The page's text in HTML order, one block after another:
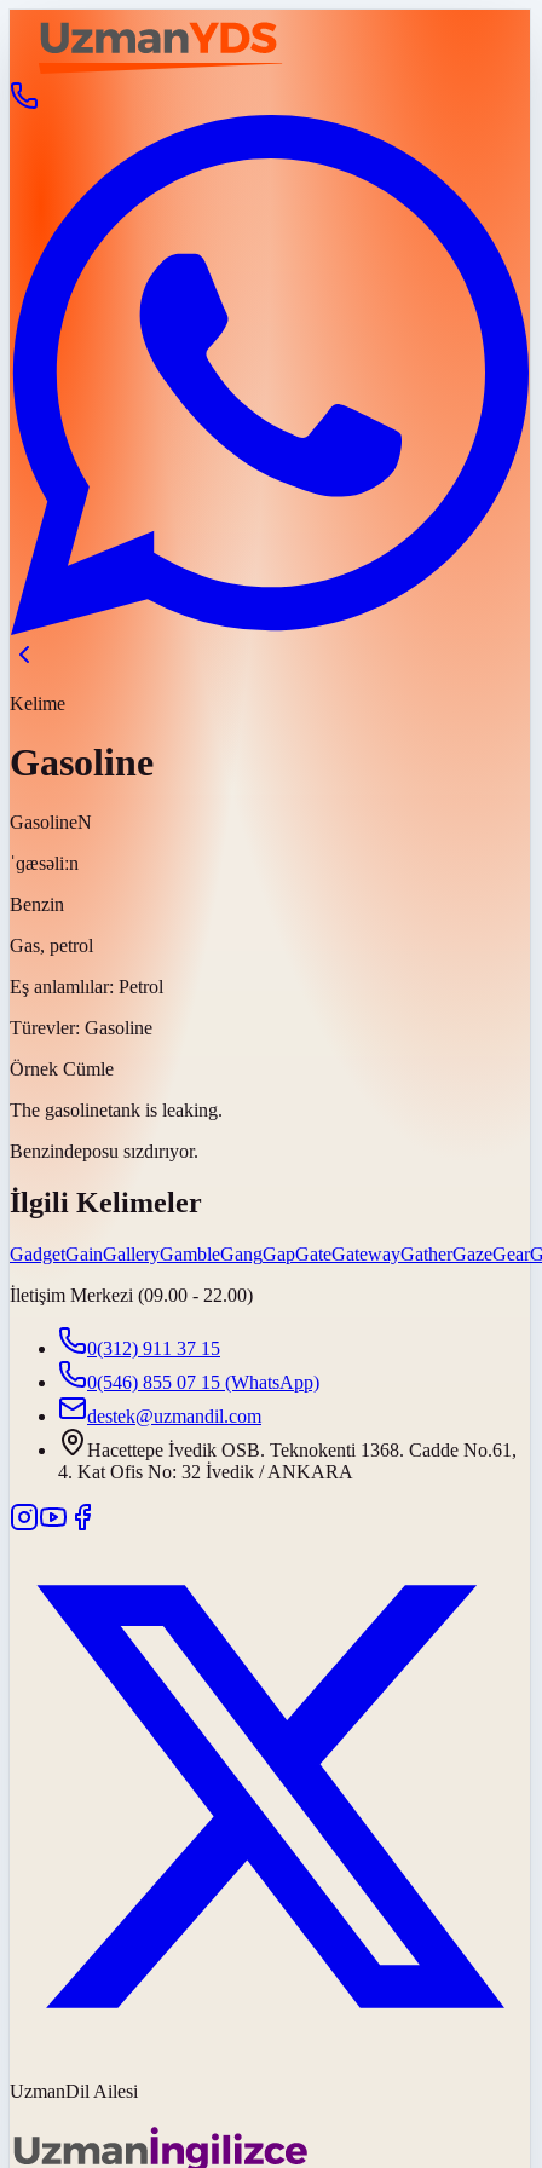
Kelime
Gasoline
GasolineN
ˈɡæsəliːn
Benzin
Gas, petrol
Eş anlamlılar: Petrol
Türevler: Gasoline
Örnek Cümle
The gasolinetank is leaking.
Benzindeposu sızdırıyor.
İlgili Kelimeler
GadgetGainGalleryGambleGangGapGateGatewayGatherGazeGear
İletişim Merkezi (09.00 - 22.00)
0(312) 911 37 15
0(546) 855 07 15 (WhatsApp)
destek@uzmandil.com
Hacettepe İvedik OSB. Teknokenti 1368. Cadde No.61,
4. Kat Ofis No: 32 İvedik / ANKARA
UzmanDil Ailesi